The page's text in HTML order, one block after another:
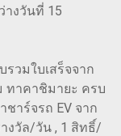
างวันที่ 15
รวมใบเสร็จจาก
ทาคาชิมายะ ครบ
ชาร์จรถ EV จาก
างวัล/วัน , 1 สิทธิ์/